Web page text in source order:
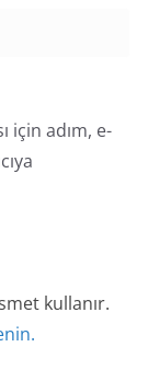
için adım, e-
kullanır.